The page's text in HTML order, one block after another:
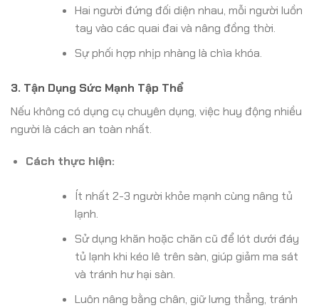
Hai người đứng đối diện nhau, mỗi người luồn
tay vào các quai đai và nâng đồng thời.
Sự phối hợp nhịp nhàng là chìa khóa.
3. Tận Dụng Sức Mạnh Tập Thể
Nếu không có dụng cụ chuyên dụng, việc huy động nhiều
người là cách an toàn nhất.
Cách thực hiện:
Ít nhất 2-3 người khỏe mạnh cùng nâng tủ
lạnh.
Sử dụng khăn hoặc chăn cũ để lót dưới đáy
tủ lạnh khi kéo lê trên sàn, giúp giảm ma sát
và tránh hư hại sàn.
Luôn nâng bằng chân, giữ lưng thẳng, tránh